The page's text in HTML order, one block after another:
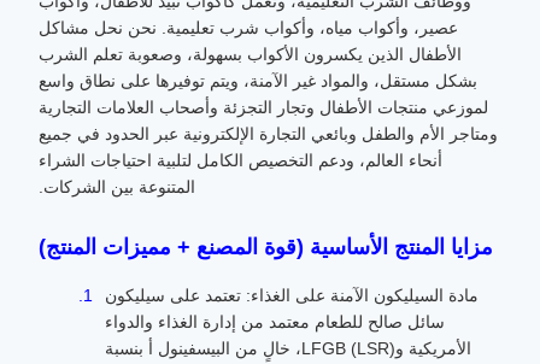
عصير، وأكواب مياه، وأكواب شرب تعليمية. نحن نحل مشاكل
الأطفال الذين يكسرون الأكواب بسهولة، وصعوبة تعلم الشرب
بشكل مستقل، والمواد غير الآمنة، ويتم توفيرها على نطاق واسع
لموزعي منتجات الأطفال وتجار التجزئة وأصحاب العلامات التجارية
ومتاجر الأم والطفل وبائعي التجارة الإلكترونية عبر الحدود في جميع
أنحاء العالم، ودعم التخصيص الكامل لتلبية احتياجات الشراء
المتنوعة بين الشركات.
مزايا المنتج الأساسية (قوة المصنع + مميزات المنتج)
مادة السيليكون الآمنة على الغذاء: تعتمد على سيليكون
سائل صالح للطعام معتمد من إدارة الغذاء والدواء
الأمريكية وLFGB (LSR)، خالٍ من البيسفينول أ بنسبة